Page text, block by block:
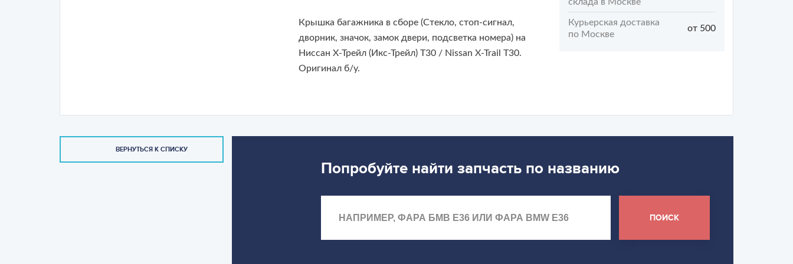
Крышка багажника в сборе (Стекло, стоп-сигнал,
дворник, значок, замок двери, подсветка номера) на
Ниссан Х-Трейл (Икс-Трейл) Т30 / Nissan X-Trail T30.
Оригинал б/у.
Курьерская доставка
по Москве
от 500
ВЕРНУТЬСЯ К СПИСКУ
Попробуйте найти запчасть по названию
ПОИСК